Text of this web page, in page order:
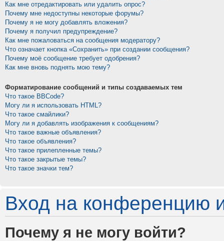
Как мне отредактировать или удалить опрос?
Почему мне недоступны некоторые форумы?
Почему я не могу добавлять вложения?
Почему я получил предупреждение?
Как мне пожаловаться на сообщения модератору?
Что означает кнопка «Сохранить» при создании сообщения?
Почему моё сообщение требует одобрения?
Как мне вновь поднять мою тему?
Форматирование сообщений и типы создаваемых тем
Что такое BBCode?
Могу ли я использовать HTML?
Что такое смайлики?
Могу ли я добавлять изображения к сообщениям?
Что такое важные объявления?
Что такое объявления?
Что такое прилепленные темы?
Что такое закрытые темы?
Что такое значки тем?
Вход на конференцию
Почему я не могу войти?